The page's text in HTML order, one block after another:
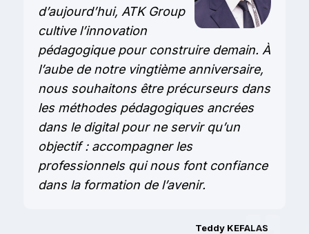
d’aujourd’hui, ATK Group
cultive l’innovation
pédagogique pour construire demain. À
l’aube de notre vingtième anniversaire,
nous souhaitons être précurseurs dans
les méthodes pédagogiques ancrées
dans le digital pour ne servir qu’un
objectif : accompagner les
professionnels qui nous font confiance
dans la formation de l’avenir.
Teddy KEFALAS